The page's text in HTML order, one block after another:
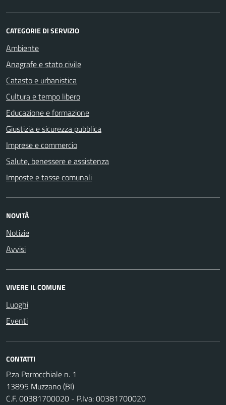
CATEGORIE DI SERVIZIO
Ambiente
Anagrafe e stato civile
Catasto e urbanistica
Cultura e tempo libero
Educazione e formazione
Giustizia e sicurezza pubblica
Imprese e commercio
Salute, benessere e assistenza
Imposte e tasse comunali
NOVITÀ
Notizie
Avvisi
VIVERE IL COMUNE
Luoghi
Eventi
CONTATTI
P.za Parrocchiale n. 1
13895 Muzzano (BI)
C.F. 00381700020 - P.Iva: 00381700020